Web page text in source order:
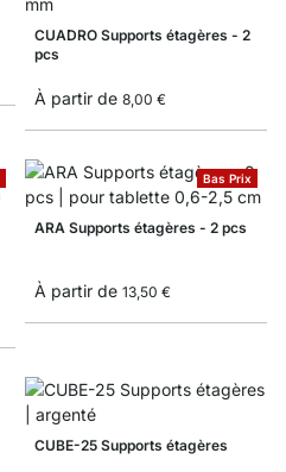
CUADRO Supports étagères - 2
pcs
À partir de 8,00 €
Bas Prix
ARA Supports étagères - 2 pcs
À partir de 13,50 €
CUBE-25 Supports étagères